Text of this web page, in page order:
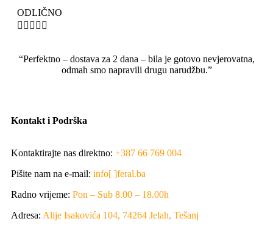
ODLIČNO
    
“Perfektno – dostava za 2 dana – bila je gotovo nevjerovatna,
odmah smo napravili drugu narudžbu.”
Kontakt i Podrška
Kontaktirajte nas direktno: +387 66 769 004
Pišite nam na e-mail: info[ ]feral.ba
Radno vrijeme: Pon – Sub 8.00 – 18.00h
Adresa: Alije Isakovića 104, 74264 Jelah, Tešanj